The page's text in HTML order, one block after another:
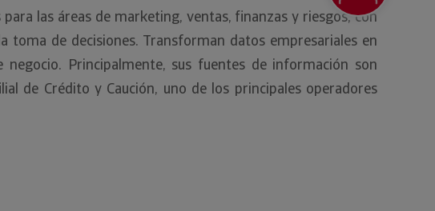
las áreas de marketing, ventas, finanzas y riesgos, con
de decisiones. Transforman datos empresariales en
Principalmente, sus fuentes de información son
de Crédito y Caución, uno de los principales operadores